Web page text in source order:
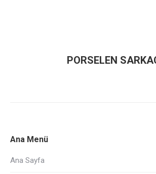
PORSELEN
Ana Menü
Ana Sayfa